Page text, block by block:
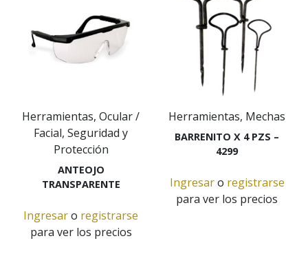
Herramientas, Ocular /
Facial, Seguridad y
Protección
ANTEOJO
TRANSPARENTE
Ingresaro registrarse
para ver los precios
Herramientas, Mechas
BARRENITO X 4 PZS –
4299
Ingresaro registrarse
para ver los precios